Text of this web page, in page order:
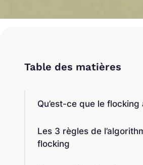
Qu’est-ce que le flocking
Les 3 règles de
flocking